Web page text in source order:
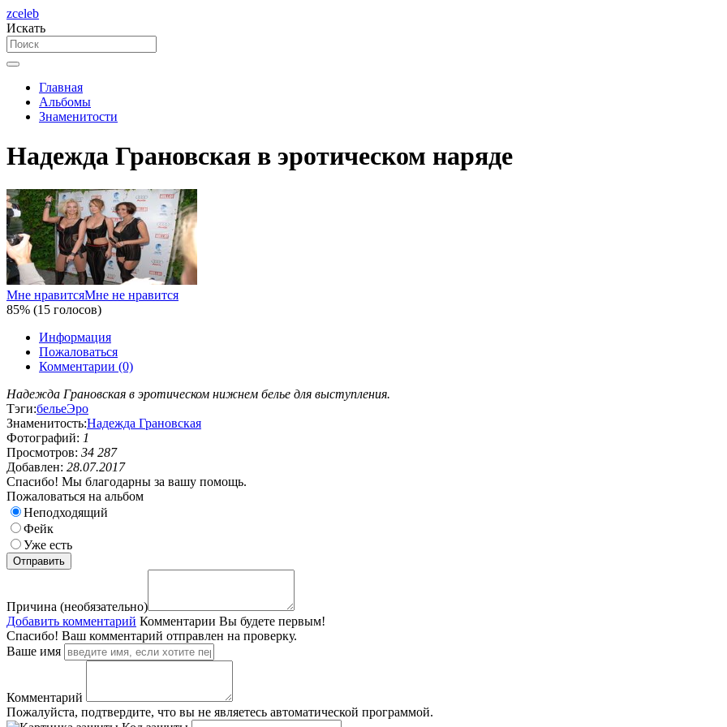
zceleb
Искать
Главная
Альбомы
Знаменитости
Надежда Грановская в эротическом наряде
Мне нравитсяМне не нравится
85% (15 голосов)
Информация
Пожаловаться
Комментарии (0)
Надежда Грановская в эротическом нижнем белье для выступления.
Тэги:бельеЭро
Знаменитость:Надежда Грановская
Фотографий: 1
Просмотров: 34 287
Добавлен: 28.07.2017
Спасибо! Мы благодарны за вашу помощь.
Пожаловаться на альбом
Неподходящий
Фейк
Уже есть
Причина (необязательно)
Добавить комментарий Комментарии Вы будете первым!
Спасибо! Ваш комментарий отправлен на проверку.
Ваше имя
Комментарий
Пожалуйста, подтвердите, что вы не являетесь автоматической программой.